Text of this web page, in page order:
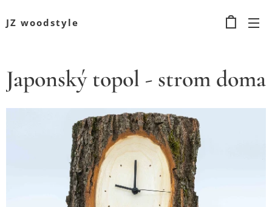
JZ woodstyle
Japonský topol - strom doma